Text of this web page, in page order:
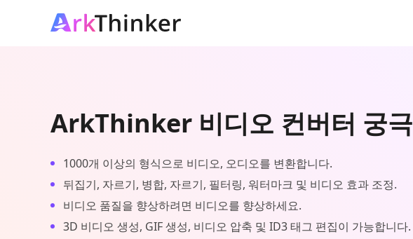
ArkThinker 비디오 컨버터 궁극
1000개 이상의 형식으로 비디오, 오디오를 변환합니다.
뒤집기, 자르기, 병합, 자르기, 필터링, 워터마크 및 비디오 효과 조정.
비디오 품질을 향상하려면 비디오를 향상하세요.
3D 비디오 생성, GIF 생성, 비디오 압축 및 ID3 태그 편집이 가능합니다.